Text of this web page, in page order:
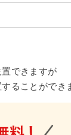
できますが
ることができ